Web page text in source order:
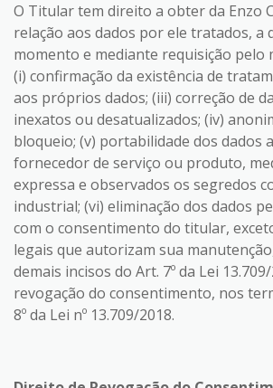
O Titular tem direito a obter da Enzo
relação aos dados por ele tratados, a
momento e mediante requisição pelo
(i) confirmação da existência de
aos próprios dados; (iii) correção de
inexatos ou desatualizados; (iv)
bloqueio; (v) portabilidade dos dados
fornecedor de serviço ou produto,
expressa e observados os segredos
industrial; (vi) eliminação dos dados
com o consentimento do titular,
legais que autorizam sua
demais incisos do Art. 7º da Lei
revogação do consentimento, nos
8º da Lei nº 13.709/2018.